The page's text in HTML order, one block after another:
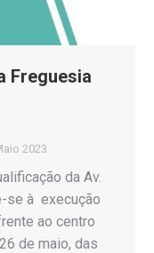
Freguesia
2023
da Av.
se à execução
ao centro
de maio, das